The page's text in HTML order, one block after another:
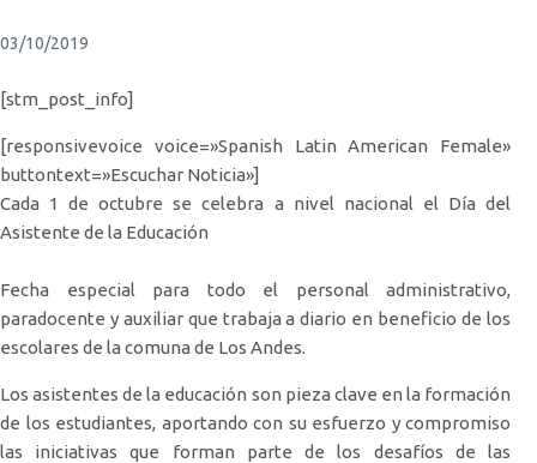
03/10/2019
[stm_post_info]
[responsivevoice voice=»Spanish Latin American Female»
buttontext=»Escuchar Noticia»]
Cada 1 de octubre se celebra a nivel nacional el Día del
Asistente de la Educación
Fecha especial para todo el personal administrativo,
paradocente y auxiliar que trabaja a diario en beneficio de los
escolares de la comuna de Los Andes.
Los asistentes de la educación son pieza clave en la formación
de los estudiantes, aportando con su esfuerzo y compromiso
las iniciativas que forman parte de los desafíos de las